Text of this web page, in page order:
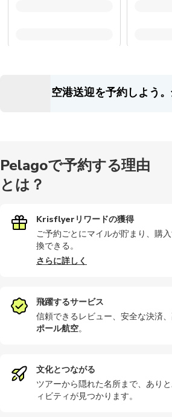
空港送迎を予約しよう。
Pelagoで予約する理由
とは？
Krisflyerリワードの獲得
ご予約ごとにマイルが貯まり、購
換できる。
さらに詳しく
飛躍するサービス
信頼できるレビュー、安全な決済、
ポール航空。
文化とつながる
ツアーから隠れた名所まで、あり
ィビティが見つかります。